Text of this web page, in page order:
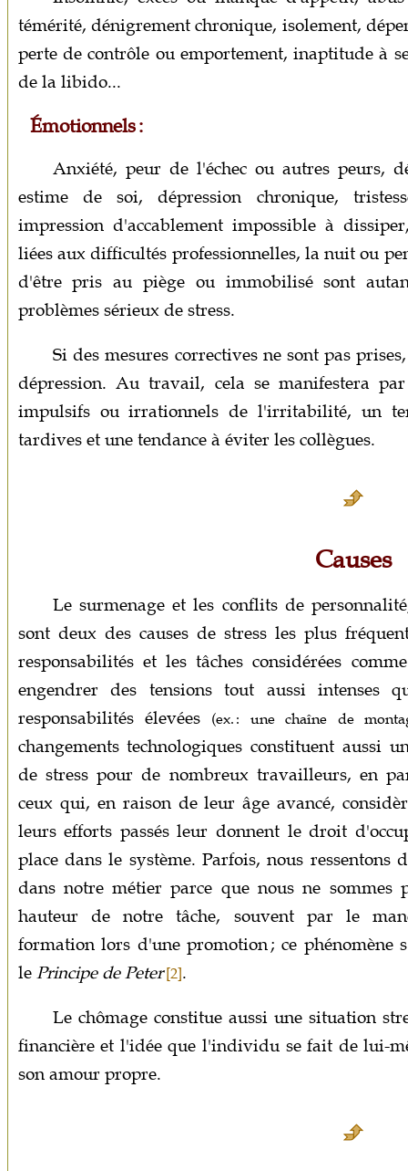
témérité, dénigrement chronique, isolement,
perte de contrôle ou emportement, inaptitude à
de la libido...
Émotionnels :
Anxiété, peur de l'échec ou autres peurs,
estime de soi, dépression chronique,
impression d'accablement impossible à
liées aux difficultés professionnelles, la nuit ou
d'être pris au piège ou immobilisé sont
problèmes sérieux de stress.
Si des mesures correctives ne sont pas
dépression. Au travail, cela se manifestera
impulsifs ou irrationnels de l'irritabilité, un
tardives et une tendance à éviter les collègues.
Causes
Le surmenage et les conflits de
sont deux des causes de stress les plus
responsabilités et les tâches considérées
engendrer des tensions tout aussi intenses
responsabilités élevées (ex. : une chaîne de
changements technologiques constituent aussi
de stress pour de nombreux travailleurs, en
ceux qui, en raison de leur âge avancé,
leurs efforts passés leur donnent le droit
place dans le système. Parfois, nous ressentons
dans notre métier parce que nous ne sommes
hauteur de notre tâche, souvent par le
formation lors d'une promotion ; ce phénomène
le Principe de Peter [2].
Le chômage constitue aussi une situation
financière et l'idée que l'individu se fait de lui-
son amour propre.